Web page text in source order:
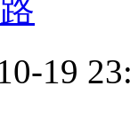
19